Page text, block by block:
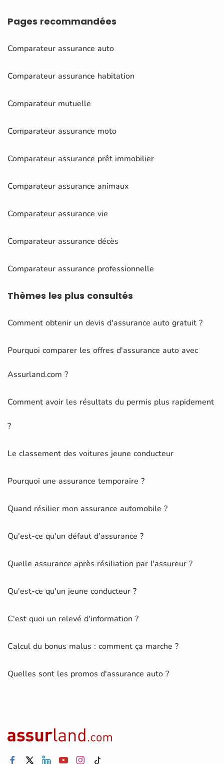
Pages recommandées
Comparateur assurance auto
Comparateur assurance habitation
Comparateur mutuelle
Comparateur assurance moto
Comparateur assurance prêt immobilier
Comparateur assurance animaux
Comparateur assurance vie
Comparateur assurance décès
Comparateur assurance professionnelle
Thèmes les plus consultés
Comment obtenir un devis d'assurance auto gratuit ?
Pourquoi comparer les offres d'assurance auto avec
Assurland.com ?
Comment avoir les résultats du permis plus rapidement
?
Le classement des voitures jeune conducteur
Pourquoi une assurance temporaire ?
Quand résilier mon assurance automobile ?
Qu'est-ce qu'un défaut d'assurance ?
Quelle assurance après résiliation par l'assureur ?
Qu'est-ce qu'un jeune conducteur ?
C'est quoi un relevé d'information ?
Calcul du bonus malus : comment ça marche ?
Quelles sont les promos d'assurance auto ?